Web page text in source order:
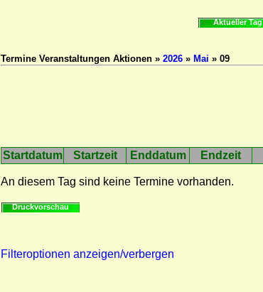
Aktueller Tag
Termine Veranstaltungen Aktionen » 2026 » Mai » 09
Startdatum Startzeit Enddatum Endzeit
An diesem Tag sind keine Termine vorhanden.
Druckvorschau
Filteroptionen anzeigen/verbergen